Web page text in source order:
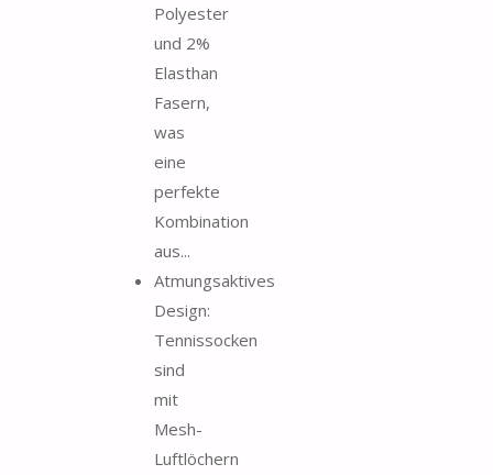
Polyester
und 2%
Elasthan
Fasern,
was
eine
perfekte
Kombination
aus...
Atmungsaktives
Design:
Tennissocken
sind
mit
Mesh-
Luftlöchern